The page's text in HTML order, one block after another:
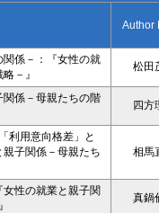
Author
係－：『女性の就
－』
松田
係－母親たちの階
四方
利用意向格差」と
親子関係－母親たち
相馬
性の就業と親子関
真鍋